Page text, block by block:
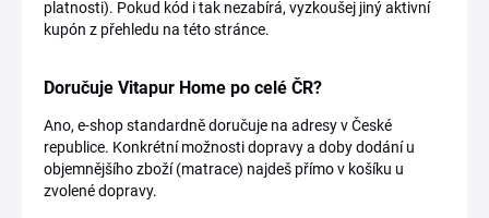
platnosti). Pokud kód i tak nezabírá, vyzkoušej jiný aktivní
kupón z přehledu na této stránce.
Doručuje Vitapur Home po celé ČR?
Ano, e-shop standardně doručuje na adresy v České
republice. Konkrétní možnosti dopravy a doby dodání u
objemnějšího zboží (matrace) najdeš přímo v košíku u
zvolené dopravy.